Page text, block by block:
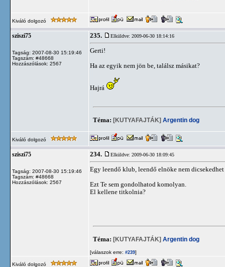
Kiváló dolgozó
sziszi75
Tagság: 2007-08-30 15:19:46
Tagszám: #48668
Hozzászólások: 2567
235. Elküldve: 2009-06-30 18:14:16
Gerti!
Ha az egyik nem jön be, találsz másikat?
Hajrá
Téma: [KUTYAFAJTÁK] Argentin dog
Kiváló dolgozó
sziszi75
Tagság: 2007-08-30 15:19:46
Tagszám: #48668
Hozzászólások: 2567
234. Elküldve: 2009-06-30 18:09:45
Egy leendő klub, leendő elnöke nem
Ezt Te sem gondolhatod komolyan.
El kellene titkolnia?
Téma: [KUTYAFAJTÁK] Argentin dog
[válaszok erre: #239]
Kiváló dolgozó